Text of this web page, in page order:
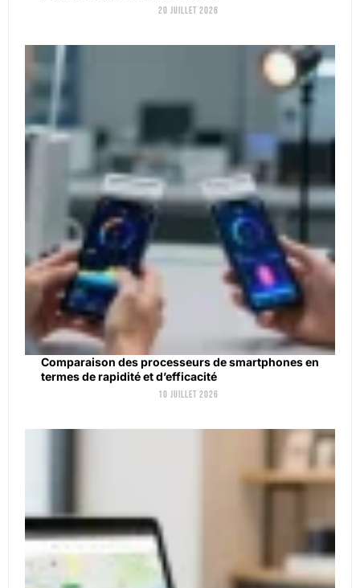
20 juillet 2026
Comparaison des processeurs de smartphones en
termes de rapidité et d’efficacité
10 juillet 2026